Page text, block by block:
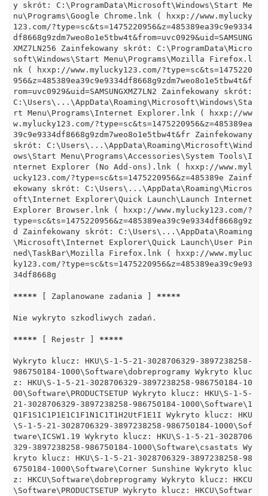
y skrót: C:\ProgramData\Microsoft\Windows\Start Me
nu\Programs\Google Chrome.lnk ( hxxp://www.mylucky
123.com/?type=sc&ts=1475220956&z=485389ea39c9e9334
df8668g9zdm7weo8o1e5tbw4t&from=uvc0929&uid=SAMSUNG
XMZ7LN256 Zainfekowany skrót: C:\ProgramData\Micro
soft\Windows\Start Menu\Programs\Mozilla Firefox.l
nk ( hxxp://www.mylucky123.com/?type=sc&ts=1475220
956&z=485389ea39c9e9334df8668g9zdm7weo8o1e5tbw4t&f
rom=uvc0929&uid=SAMSUNGXMZ7LN2 Zainfekowany skrót:
C:\Users\...\AppData\Roaming\Microsoft\Windows\Sta
rt Menu\Programs\Internet Explorer.lnk ( hxxp://ww
w.mylucky123.com/?type=sc&ts=1475220956&z=485389ea
39c9e9334df8668g9zdm7weo8o1e5tbw4t&fr Zainfekowany
skrót: C:\Users\...\AppData\Roaming\Microsoft\Wind
ows\Start Menu\Programs\Accessories\System Tools\I
nternet Explorer (No Add-ons).lnk ( hxxp://www.myl
ucky123.com/?type=sc&ts=1475220956&z=485389e Zainf
ekowany skrót: C:\Users\...\AppData\Roaming\Micros
oft\Internet Explorer\Quick Launch\Launch Internet
Explorer Browser.lnk ( hxxp://www.mylucky123.com/?
type=sc&ts=1475220956&z=485389ea39c9e9334df8668g9z
d Zainfekowany skrót: C:\Users\...\AppData\Roaming
\Microsoft\Internet Explorer\Quick Launch\User Pin
ned\TaskBar\Mozilla Firefox.lnk ( hxxp://www.myluc
ky123.com/?type=sc&ts=1475220956&z=485389ea39c9e93
34df8668g
***** [ Zaplanowane zadania ] *****
Nie wykryto szkodliwych zadań.
***** [ Rejestr ] *****
Wykryto klucz: HKU\S-1-5-21-3028706329-3897238258-
986750184-1000\Software\dobreprogramy Wykryto kluc
z: HKU\S-1-5-21-3028706329-3897238258-986750184-10
00\Software\PRODUCTSETUP Wykryto klucz: HKU\S-1-5-
21-3028706329-3897238258-986750184-1000\Software\1
Q1F1S1C1P1E1C1F1N1C1T1H2UtF1E1I Wykryto klucz: HKU
\S-1-5-21-3028706329-3897238258-986750184-1000\Sof
tware\ICSW1.19 Wykryto klucz: HKU\S-1-5-21-3028706
329-3897238258-986750184-1000\Software\csastats Wy
kryto klucz: HKU\S-1-5-21-3028706329-3897238258-98
6750184-1000\Software\Corner Sunshine Wykryto kluc
z: HKCU\Software\dobreprogramy Wykryto klucz: HKCU
\Software\PRODUCTSETUP Wykryto klucz: HKCU\Softwar